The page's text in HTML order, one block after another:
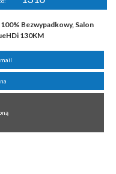
Bezwypadkowy, Salon
130KM